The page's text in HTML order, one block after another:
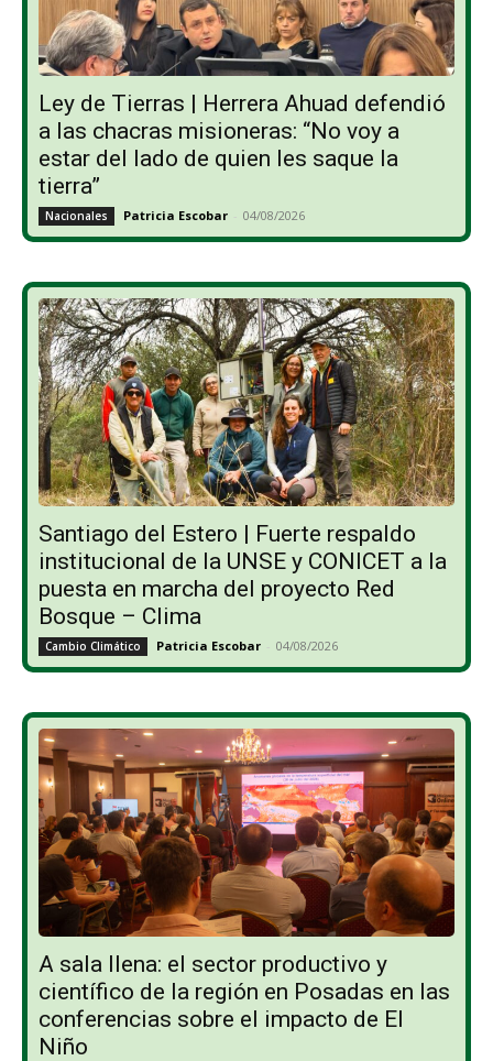
Ley de Tierras | Herrera Ahuad defendió
a las chacras misioneras: “No voy a
estar del lado de quien les saque la
tierra”
Nacionales Patricia Escobar - 04/08/2026
Santiago del Estero | Fuerte respaldo
institucional de la UNSE y CONICET a la
puesta en marcha del proyecto Red
Bosque – Clima
Cambio Climático Patricia Escobar - 04/08/2026
A sala llena: el sector productivo y
científico de la región en Posadas en las
conferencias sobre el impacto de El
Niño